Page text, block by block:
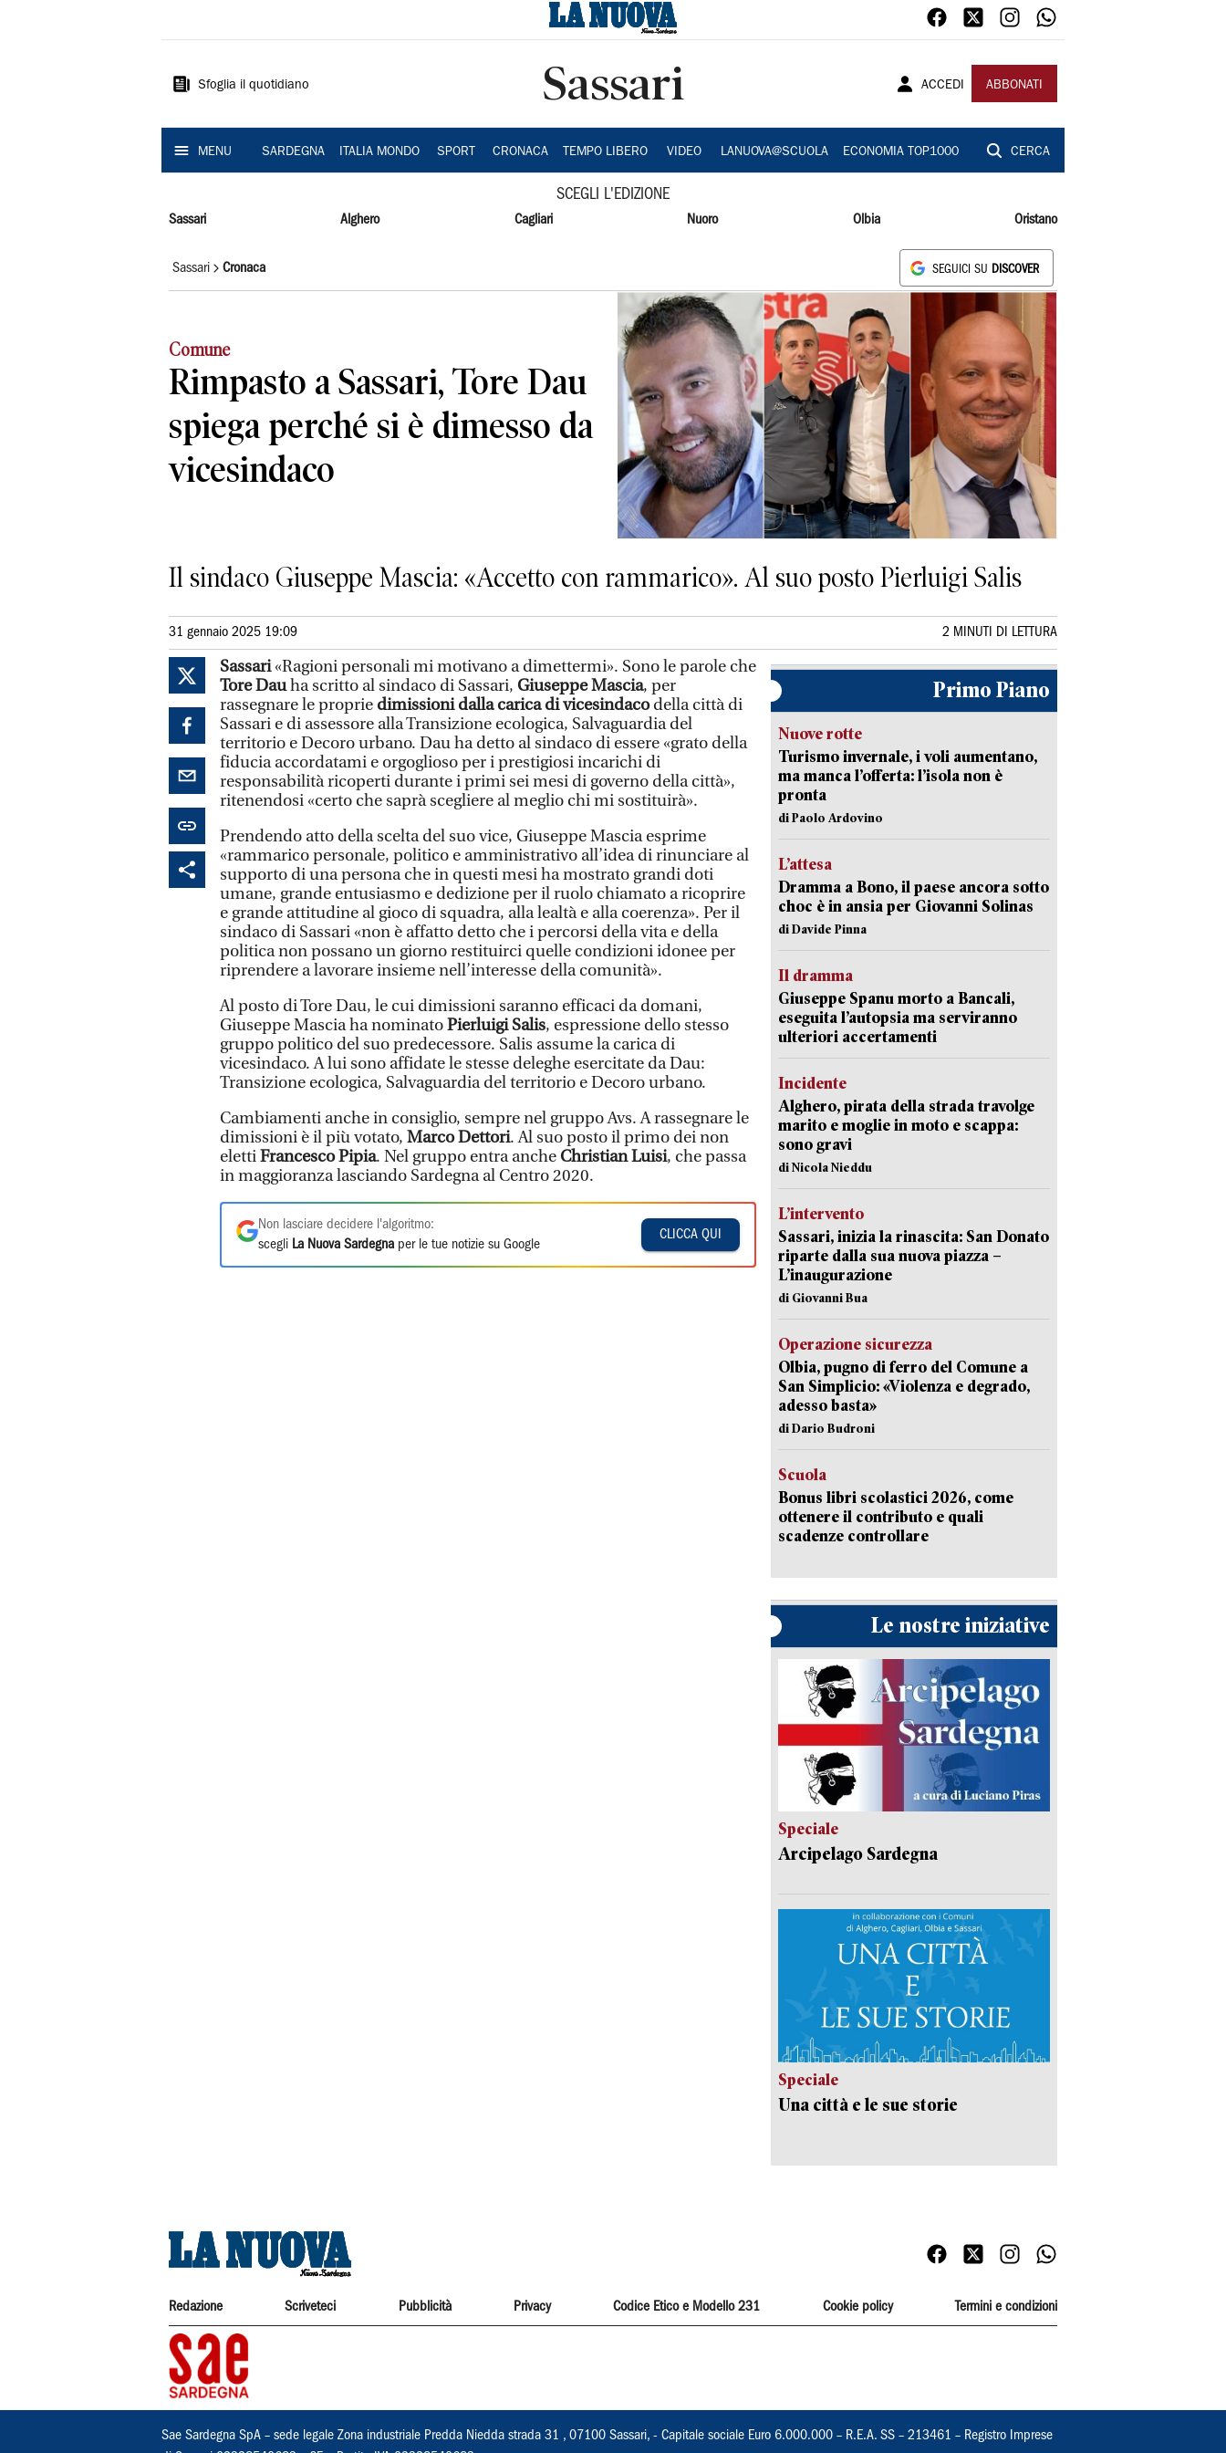
Sardegna
Sfoglia il quotidiano Sassari ACCEDI ABBONATI
MENU SARDEGNA ITALIA MONDO SPORT CRONACA TEMPO LIBERO VIDEO LANUOVA@SCUOLA ECONOMIA TOP1000 CERCA
SCEGLI L'EDIZIONE
Sassari Alghero Cagliari Nuoro Olbia Oristano
Sassari Cronaca SEGUICI SU DISCOVER
Comune
Rimpasto a Sassari, Tore Dau
spiega perché si è dimesso da
vicesindaco
Il sindaco Giuseppe Mascia: «Accetto con rammarico». Al suo posto Pierluigi Salis
31 gennaio 2025 19:09 2 MINUTI DI LETTURA
Sassari«Ragioni personali mi motivano a dimettermi». Sono le parole che
Tore Dauha scritto al sindaco di Sassari, Giuseppe Mascia, per
rassegnare le proprie dimissioni dalla carica di vicesindacodella città di
Sassari e di assessore alla Transizione ecologica, Salvaguardia del
territorio e Decoro urbano. Dau ha detto al sindaco di essere «grato della
fiducia accordatami e orgoglioso per i prestigiosi incarichi di
responsabilità ricoperti durante i primi sei mesi di governo della città»,
ritenendosi «certo che saprà scegliere al meglio chi mi sostituirà».
Prendendo atto della scelta del suo vice, Giuseppe Mascia esprime
«rammarico personale, politico e amministrativo all’idea di rinunciare al
supporto di una persona che in questi mesi ha mostrato grandi doti
umane, grande entusiasmo e dedizione per il ruolo chiamato a ricoprire
e grande attitudine al gioco di squadra, alla lealtà e alla coerenza». Per il
sindaco di Sassari «non è affatto detto che i percorsi della vita e della
politica non possano un giorno restituirci quelle condizioni idonee per
riprendere a lavorare insieme nell’interesse della comunità».
Al posto di Tore Dau, le cui dimissioni saranno efficaci da domani,
Giuseppe Mascia ha nominatoPierluigi Salis, espressione dello stesso
gruppo politico del suo predecessore. Salis assume la carica di
vicesindaco. A lui sono affidate le stesse deleghe esercitate da Dau:
Transizione ecologica, Salvaguardia del territorio e Decoro urbano.
Cambiamenti anche in consiglio, sempre nel gruppo Avs. A rassegnare le
dimissioni è il più votato, Marco Dettori. Al suo posto il primo dei non
elettiFrancesco Pipia. Nel gruppo entra anche Christian Luisi, che passa
in maggioranza lasciando Sardegna al Centro 2020.
Non lasciare decidere l'algoritmo:
scegli La Nuova Sardegna per le tue notizie su Google
CLICCA QUI
Primo Piano
Nuove rotte
Turismo invernale, i voli aumentano,
ma manca l’offerta: l’isola non è
pronta
di Paolo Ardovino
L’attesa
Dramma a Bono, il paese ancora sotto
choc è in ansia per Giovanni Solinas
di Davide Pinna
Il dramma
Giuseppe Spanu morto a Bancali,
eseguita l’autopsia ma serviranno
ulteriori accertamenti
Incidente
Alghero, pirata della strada travolge
marito e moglie in moto e scappa:
sono gravi
di Nicola Nieddu
L’intervento
Sassari, inizia la rinascita: San Donato
riparte dalla sua nuova piazza –
L’inaugurazione
di Giovanni Bua
Operazione sicurezza
Olbia, pugno di ferro del Comune a
San Simplicio: «Violenza e degrado,
adesso basta»
di Dario Budroni
Scuola
Bonus libri scolastici 2026, come
ottenere il contributo e quali
scadenze controllare
Le nostre iniziative
Speciale
Arcipelago Sardegna
Speciale
Una città e le sue storie
Redazione Scriveteci Pubblicità Privacy Codice Etico e Modello 231 Cookie policy Termini e condizioni
Sae Sardegna SpA – sede legale Zona industriale Predda Niedda strada 31 , 07100 Sassari, - Capitale sociale Euro 6.000.000 – R.E.A. SS – 213461 – Registro Imprese